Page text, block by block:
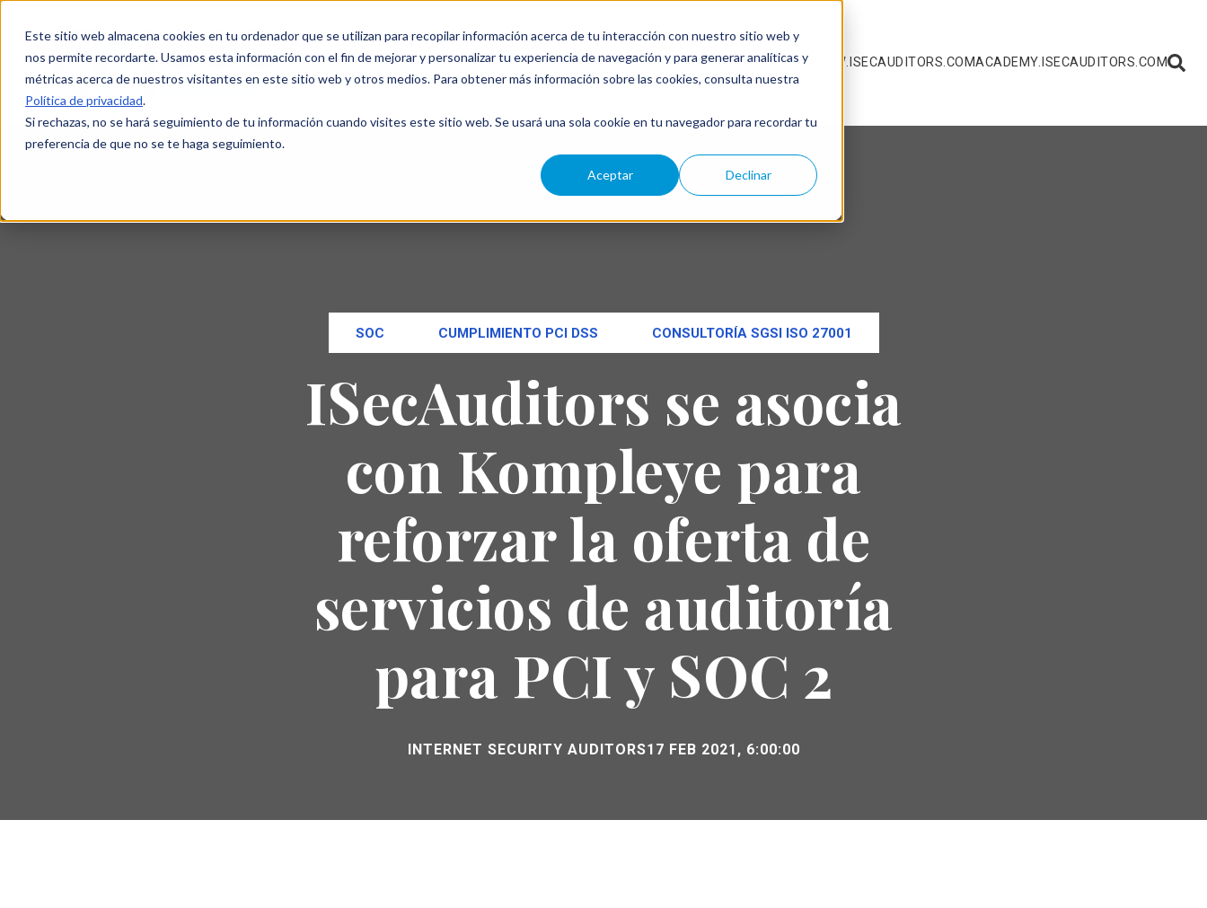
Este sitio web almacena cookies en tu ordenador que se utilizan para recopilar información acerca de tu interacción con nuestro sitio web y
nos permite recordarte. Usamos esta información con el fin de mejorar y personalizar tu experiencia de navegación y para generar analíticas y
métricas acerca de nuestros visitantes en este sitio web y otros medios. Para obtener más información sobre las cookies, consulta nuestra
Política de privacidad.
Si rechazas, no se hará seguimiento de tu información cuando visites este sitio web. Se usará una sola cookie en tu navegador para recordar tu
preferencia de que no se te haga seguimiento.
Aceptar Declinar
← WWW.ISECAUDITORS.COMACADEMY.ISECAUDITORS.COM
SOC CUMPLIMIENTO PCI DSS CONSULTORÍA SGSI ISO 27001
ISecAuditors se asocia
con Kompleye para
reforzar la oferta de
servicios de auditoría
para PCI y SOC 2
INTERNET SECURITY AUDITORS17 FEB 2021, 6:00:00